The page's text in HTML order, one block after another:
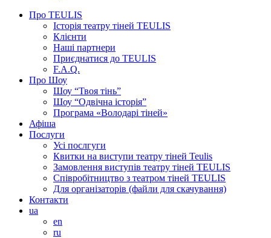
Про TEULIS
Історія театру тіней TEULIS
Клієнти
Наші партнери
Приєднатися до TEULIS
F.A.Q.
Про Шоу
Шоу “Твоя тінь”
Шоу “Одвічна історія”
Програма «Володарі тіней»
Афіша
Послуги
Усі послгуги
Квитки на виступи театру тіней Teulis
Замовлення виступів театру тіней TEULIS
Співробітництво з театром тіней TEULIS
Для організаторів (файли для скачування)
Контакти
ua
en
ru